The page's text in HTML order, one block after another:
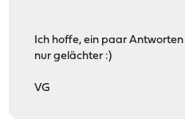
Ich hoffe, ein paar
nur gelächter :)
VG